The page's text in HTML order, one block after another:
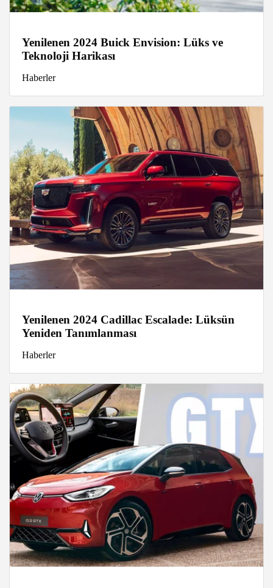
Yenilenen 2024 Buick Envision: Lüks ve
Teknoloji Harikası
Haberler
Yenilenen 2024 Cadillac Escalade: Lüksün
Yeniden Tanımlanması
Haberler